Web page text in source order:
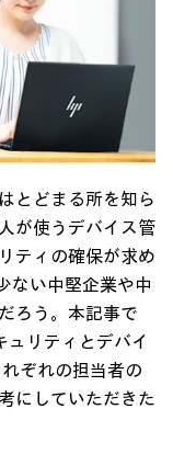
とどまる所を知ら
が使うデバイス管
ティの確保が求め
ない中堅企業や中
ろう。本記事で
ュリティとデバイ
ぞれの担当者の
にしていただきた